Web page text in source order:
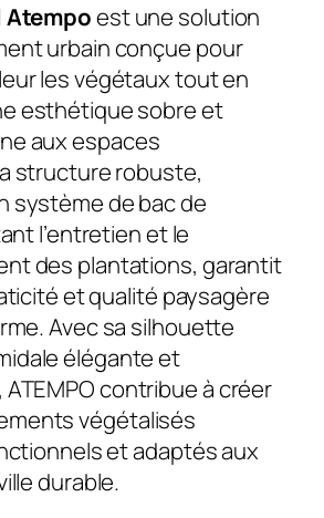
est une solution
urbain conçue pour
les végétaux tout en
esthétique sobre et
aux espaces
structure robuste,
système de bac de
l’entretien et le
des plantations, garantit
et qualité paysagère
Avec sa silhouette
élégante et
contribue à créer
végétalisés
et adaptés aux
durable.